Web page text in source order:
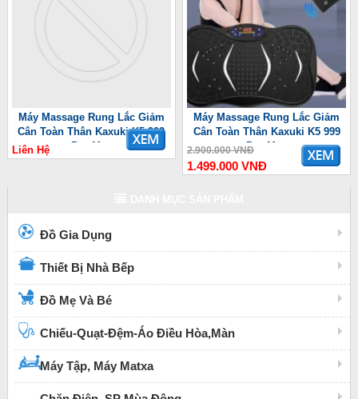
Máy Massage Rung Lắc Giảm
Cân Toàn Thân Kaxuki K5 999
Pro Max
Liên Hệ
Máy Massage Rung Lắc Giảm
Cân Toàn Thân Kaxuki K5 999
Pro Max
2.900.000 VNĐ
1.499.000 VNĐ
Đồ Gia Dụng
Thiết Bị Nhà Bếp
Đồ Mẹ Và Bé
Chiếu-Quạt-Đệm-Áo Điều Hòa,Màn
Máy Tập, Máy Matxa